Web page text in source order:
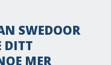
SWEDOOR
DITT
MER